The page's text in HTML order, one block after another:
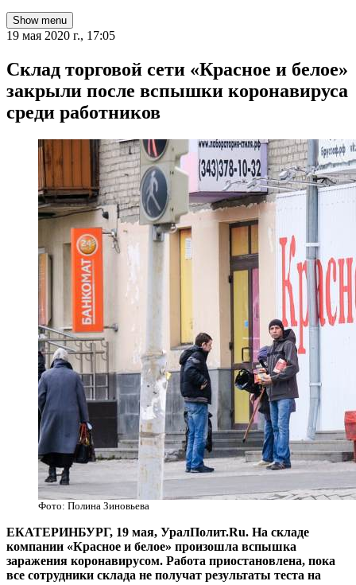
Show menu
19 мая 2020 г., 17:05
Склад торговой сети «Красное и белое»
закрыли после вспышки коронавируса
среди работников
Фото: Полина Зиновьева
​ЕКАТЕРИНБУРГ, 19 мая, УралПолит.Ru. На складе
компании «Красное и белое» произошла вспышка
заражения коронавирусом. Работа приостановлена, пока
все сотрудники склада не получат результаты теста на